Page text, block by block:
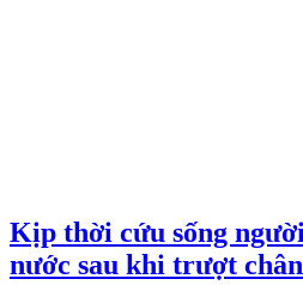
Kịp thời cứu sống
nước sau khi trượt